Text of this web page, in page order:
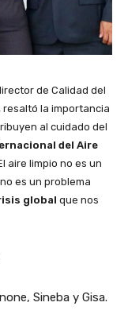
de Calidad del
resaltó la importancia
al cuidado del
del Aire
aire limpio no es un
es un problema
global que nos
Sineba y Gisa.